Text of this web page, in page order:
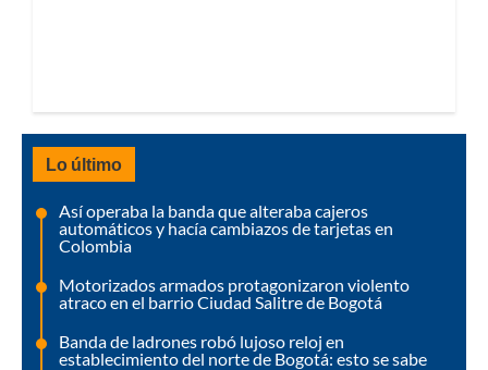
Lo último
Así operaba la banda que alteraba cajeros
automáticos y hacía cambiazos de tarjetas en
Colombia
Motorizados armados protagonizaron violento
atraco en el barrio Ciudad Salitre de Bogotá
Banda de ladrones robó lujoso reloj en
establecimiento del norte de Bogotá: esto se sabe